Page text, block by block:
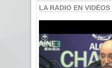
LA RADIO EN VIDÉOS